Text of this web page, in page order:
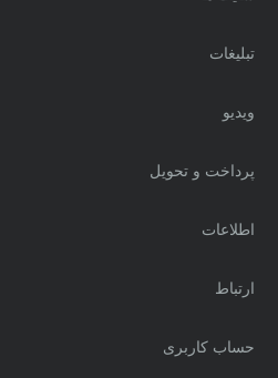
تبلیغات
ویدیو
پرداخت و تحویل
اطلاعات
ارتباط
حساب کاربری